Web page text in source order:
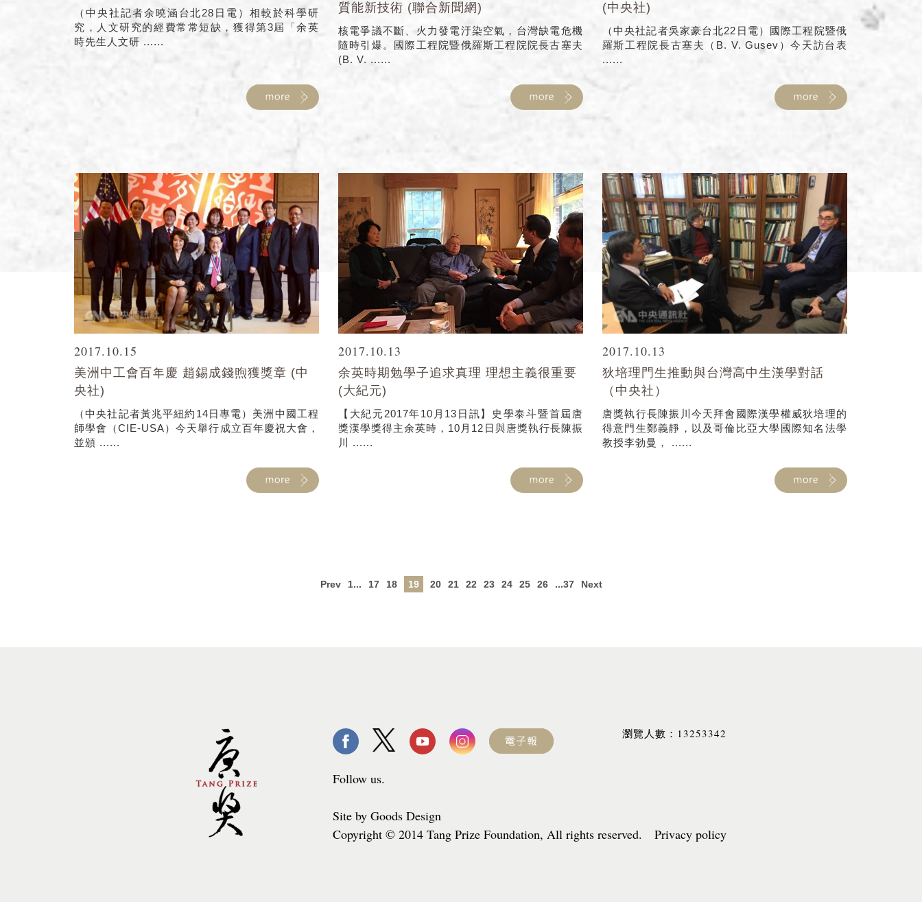
（中央社記者余曉涵台北28日電）相較於科學研
究，人文研究的經費常常短缺，獲得第3屆「余英
時先生人文研 ......
質能新技術 (聯合新聞網)
核電爭議不斷、火力發電汙染空氣，台灣缺電危機
隨時引爆。國際工程院暨俄羅斯工程院院長古塞夫
(B. V. ......
(中央社)
（中央社記者吳家豪台北22日電）國際工程院暨俄
羅斯工程院長古塞夫（B. V. Gusev）今天訪台表
......
2017.10.15
美洲中工會百年慶 趙錫成錢煦獲獎章 (中
央社)
（中央社記者黃兆平紐約14日專電）美洲中國工程
師學會（CIE-USA）今天舉行成立百年慶祝大會，
並頒 ......
2017.10.13
余英時期勉學子追求真理 理想主義很重要
(大紀元)
【大紀元2017年10月13日訊】史學泰斗暨首屆唐
獎漢學獎得主余英時，10月12日與唐獎執行長陳振
川 ......
2017.10.13
狄培理門生推動與台灣高中生漢學對話
（中央社）
唐獎執行長陳振川今天拜會國際漢學權威狄培理的
得意門生鄭義靜，以及哥倫比亞大學國際知名法學
教授李勃曼， ......
Prev 1... 17 18 19 20 21 22 23 24 25 26 ...37 Next
Follow us.
Site by Goods Design
Copyright © 2014 Tang Prize Foundation, All rights reserved. Privacy policy
瀏覽人數： 13253342